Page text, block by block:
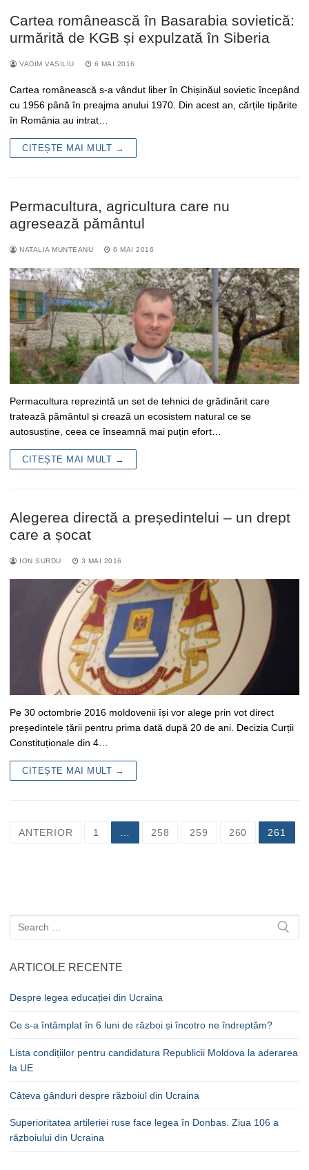
Cartea românească în Basarabia sovietică:
urmărită de KGB și expulzată în Siberia
VADIM VASILIU 6 MAI 2016
Cartea românească s-a vândut liber în Chișinăul sovietic începând
cu 1956 până în preajma anului 1970. Din acest an, cărțile tipărite
în România au intrat…
CITEȘTE MAI MULT →
Permacultura, agricultura care nu
agresează pământul
NATALIA MUNTEANU 6 MAI 2016
Permacultura reprezintă un set de tehnici de grădinărit care
tratează pământul și crează un ecosistem natural ce se
autosusține, ceea ce înseamnă mai puțin efort…
CITEȘTE MAI MULT →
Alegerea directă a președintelui – un drept
care a șocat
ION SURDU 3 MAI 2016
Pe 30 octombrie 2016 moldovenii își vor alege prin vot direct
președintele țării pentru prima dată după 20 de ani. Decizia Curții
Constituționale din 4…
CITEȘTE MAI MULT →
Navigare
ANTERIOR 1 258 259 260 261
Caută
după:
ARTICOLE RECENTE
Despre legea educației din Ucraina
Ce s-a întâmplat în 6 luni de război și încotro ne îndreptăm?
Lista condițiilor pentru candidatura Republicii Moldova la aderarea
la UE
Câteva gânduri despre războiul din Ucraina
Superioritatea artileriei ruse face legea în Donbas. Ziua 106 a
războiului din Ucraina